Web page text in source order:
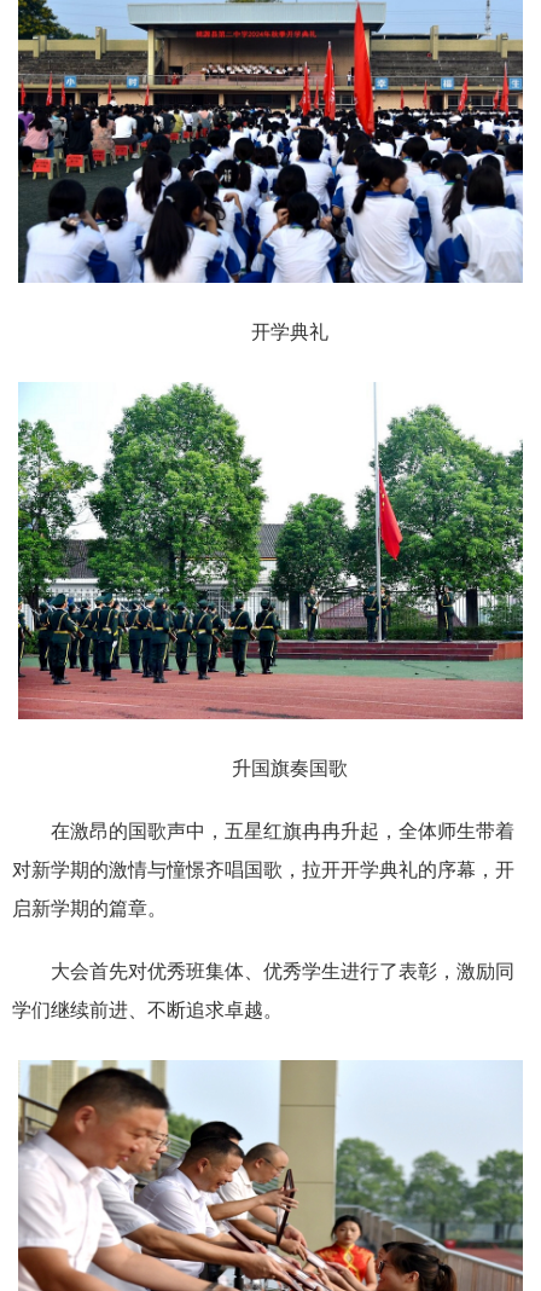
开学典礼
升国旗奏国歌
在激昂的国歌声中，五星红旗冉冉升起，全体师生带着
对新学期的激情与憧憬齐唱国歌，拉开开学典礼的序幕，开
启新学期的篇章。
大会首先对优秀班集体、优秀学生进行了表彰，激励同
学们继续前进、不断追求卓越。